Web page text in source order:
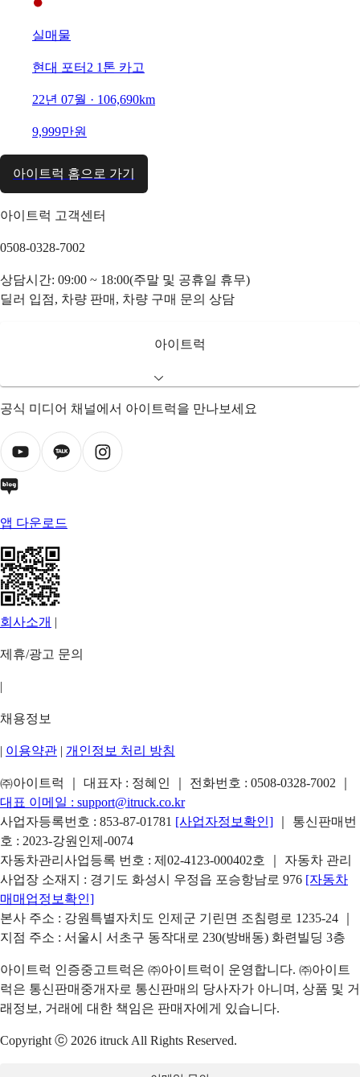
실매물
현대 포터2 1톤 카고
22년 07월 · 106,690km
9,999만원
아이트럭 홈으로 가기
아이트럭 고객센터
0508-0328-7002
상담시간: 09:00 ~ 18:00(주말 및 공휴일 휴무)
딜러 입점, 차량 판매, 차량 구매 문의 상담
아이트럭
공식 미디어 채널에서 아이트럭을 만나보세요
앱 다운로드
회사소개 |
제휴/광고 문의
|
채용정보
| 이용약관 | 개인정보 처리 방침
㈜아이트럭 ｜ 대표자 : 정혜인 ｜ 전화번호 : 0508-0328-7002
대표 이메일 : support@itruck.co.kr
사업자등록번호 : 853-87-01781 [사업자정보확인]
｜ 통신판매번
호 : 2023-강원인제-0074
자동차관리사업등록 번호 : 제02-4123-000402호 ｜ 자동차 관리
사업장 소재지 : 경기도 화성시 우정읍 포승항남로 976 [자동차
매매업정보확인]
본사 주소 : 강원특별자치도 인제군 기린면 조침령로 1235-24 ｜
지점 주소 : 서울시 서초구 동작대로 230(방배동) 화련빌딩 3층
아이트럭 인증중고트럭은 ㈜아이트럭이 운영합니다. ㈜아이트
럭은 통신판매중개자로 통신판매의 당사자가 아니며, 상품 및 거
래정보, 거래에 대한 책임은 판매자에게 있습니다.
Copyright ⓒ 2026 itruck All Rights Reserved.